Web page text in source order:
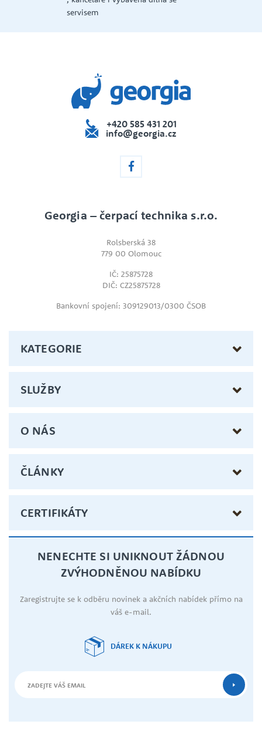
+420 585 431 201
info@georgia.cz
Georgia – čerpací technika s.r.o.
Rolsberská 38
779 00 Olomouc
IČ: 25875728
DIČ: CZ25875728
Bankovní spojení: 309129013/0300 ČSOB
KATEGORIE
SLUŽBY
O NÁS
ČLÁNKY
CERTIFIKÁTY
NENECHTE SI UNIKNOUT ŽÁDNOU
ZVÝHODNĚNOU NABÍDKU
Zaregistrujte se k odběru novinek a akčních nabídek přímo na
váš e-mail.
DÁREK K NÁKUPU